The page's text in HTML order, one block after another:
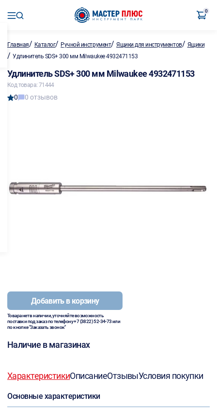
0
Главная/ Каталог/ Ручной инструмент/Ящики для инструментов/ Ящики
/ Удлинитель SDS+ 300 мм Milwaukee 4932471153
Удлинитель SDS+ 300 мм Milwaukee 4932471153
Код товара: 71444
0 0 отзывов
Добавить в корзину
Товара нет в наличии, уточняйте возможность
поставки под заказ по телефону+7 (3822) 52-34-73или
по кнопке "Заказать звонок"
Наличие в магазинах
ХарактеристикиОписаниеОтзывыУсловия покупки
Основные характеристики